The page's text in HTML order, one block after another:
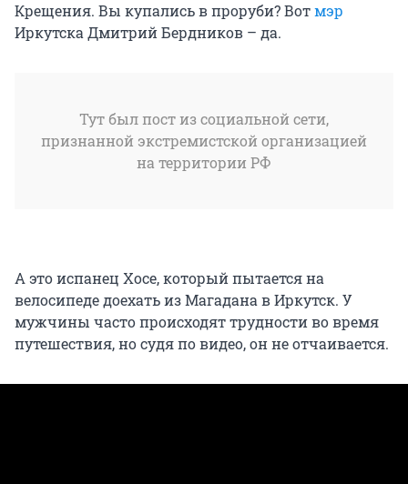
Крещения. Вы купались в проруби? Вотмэр
Иркутска Дмитрий Бердников – да.
Тут был пост из социальной сети,
признанной экстремистской организацией
на территории РФ
А это испанец Хосе, который пытается на
велосипеде доехать из Магадана в Иркутск. У
мужчины часто происходят трудности во время
путешествия, но судя по видео, он не отчаивается.